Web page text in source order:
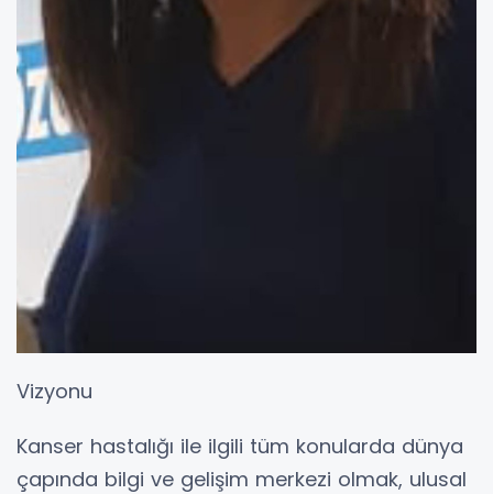
Vizyonu
Kanser hastalığı ile ilgili tüm konularda dünya
çapında bilgi ve gelişim merkezi olmak, ulusal